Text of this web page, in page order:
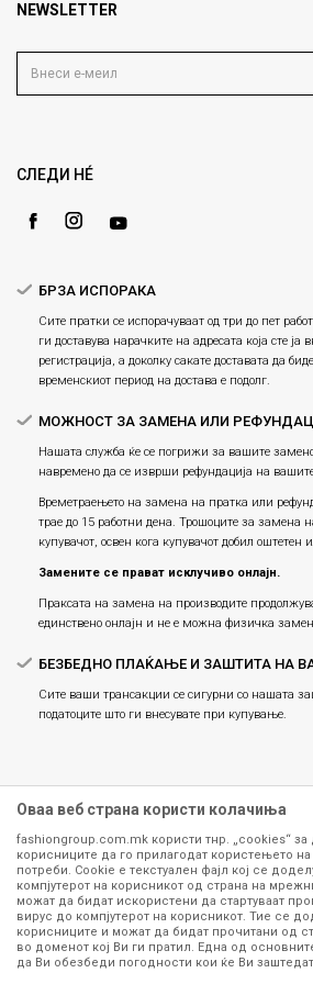
Продавници
Блог
Gift Card
Политика на приватност
Како да купите
Замена и рефундација на производи
NEWSLETTER
СЛЕДИ НÉ
БРЗА ИСПОРАКА
Сите пратки се испорачуваат од три до пет
ги доставува нарачките на адресата која сте ја
регистрација, а доколку сакате доставата да
временскиот период на достава е подолг.
МОЖНОСТ ЗА ЗАМЕНА ИЛИ
Нашата служба ќе се погрижи за вашите
навремено да се изврши рефундација на вашите
Времетраењето на замена на пратка или
трае до 15 работни дена. Трошоците за замена
купувачот, освен кога купувачот добил
Замените се прават исклучиво онлајн.
Праксата на замена на производите
единствено онлајн и не е можна физичка
БЕЗБЕДНО ПЛАЌАЊЕ И ЗАШТИТА НА
Сите ваши трансакции се сигурни со нашата
податоците што ги внесувате при купување.
Сите информации околу производите кои
онлајн продавница се стремиме да бидат
меѓутоа не можеме да гарантираме дека се
пак дека сите производи во моментот се
Оваа веб страна користи колачиња
fashiongroup.com.mk користи тнр. „cookies“ за
корисниците да го прилагодат користењето
потреби. Cookie е текстуален фајл кој се
компјутерот на корисникот од страна на
можат да бидат искористени да стартуваат
вирус до компјутерот на корисникот. Тие се
корисниците и можат да бидат прочитани од
во доменот кој Ви ги пратил. Една од
да Ви обезбеди погодности кои ќе Ви